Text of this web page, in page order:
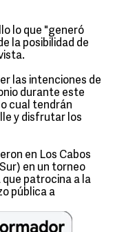
lo que "generó
la posibilidad de
las intenciones de
durante este
cual tendrán
y disfrutar los
en Los Cabos
en un torneo
que patrocina a la
pública a